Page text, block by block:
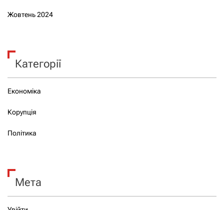
Жовтень 2024
Категорії
Економіка
Корупція
Політика
Мета